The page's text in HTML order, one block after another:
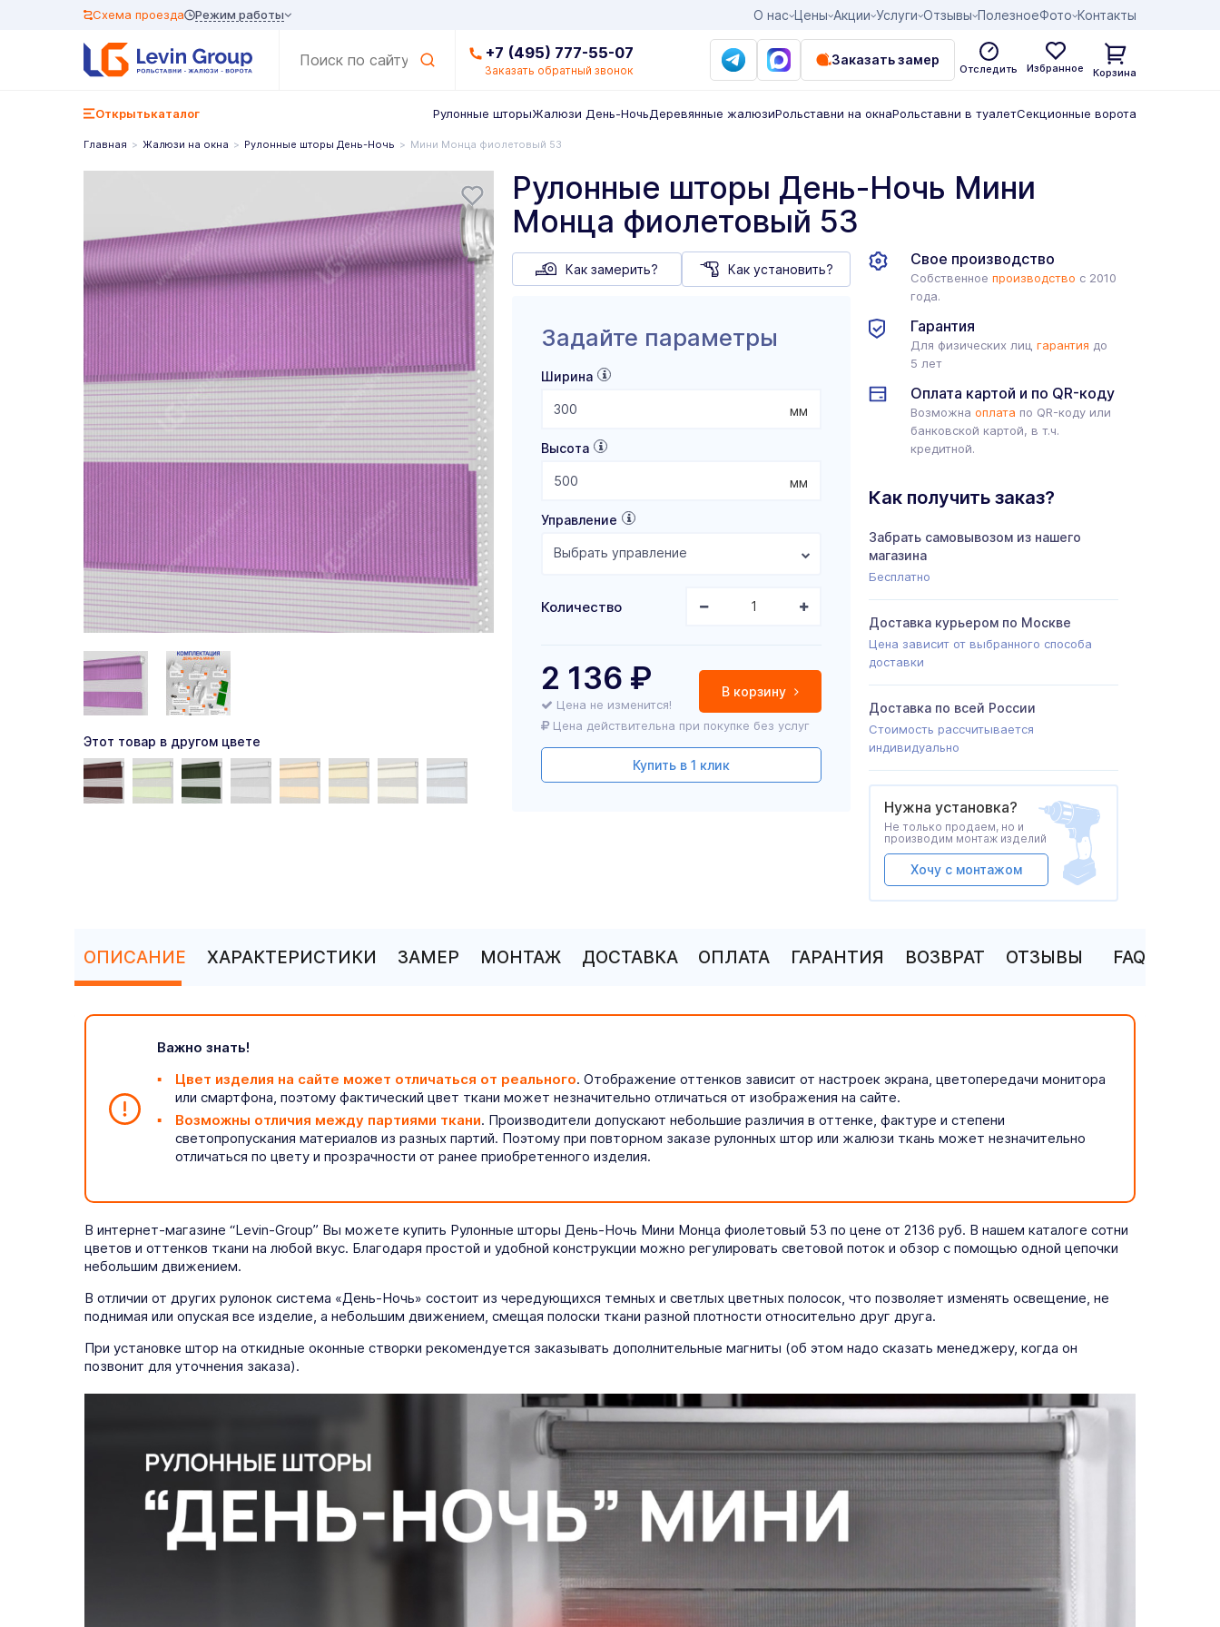
О нас Цены Акции Услуги Отзывы ПолезноеФото Контакты
Схема проезда Режим работы
+7 (495) 777-55-07
Заказать обратный звонок
Заказать замер
Отследить Избранное Корзина
Открытькаталог Рулонные шторыЖалюзи День-НочьДеревянные жалюзиРольставни на окнаРольставни в туалетСекционные ворота
Главная Жалюзи на окна Рулонные шторы День-Ночь Мини Монца фиолетовый 53
Рулонные шторы День-Ночь Мини
Монца фиолетовый 53
Этот товар в другом цвете
Как замерить? Как установить?
Задайте параметры
Ширина
мм
Высота
мм
Управление
Выбрать управление
Количество
В корзину
2 136 ₽
Цена не изменится!
Цена действительна при покупке без услуг
Купить в 1 клик
Свое производство
Собственноепроизводство с 2010
года.
Гарантия
Для физических лицгарантия до
5 лет
Оплата картой и по QR-коду
Возможнаоплата по QR-коду или
банковской картой, в т.ч.
кредитной.
Как получить заказ?
Забрать самовывозом из нашего
магазина
Бесплатно
Доставка курьером по Москве
Цена зависит от выбранного способа
доставки
Доставка по всей России
Стоимость рассчитывается
индивидуально
Нужна установка?
Не только продаем, но и
производим монтаж изделий
Хочу с монтажом
ОПИСАНИЕ ХАРАКТЕРИСТИКИ ЗАМЕР МОНТАЖ ДОСТАВКА ОПЛАТА ГАРАНТИЯ ВОЗВРАТ ОТЗЫВЫ FAQ
Важно знать!
Цвет изделия на сайте может отличаться от реального. Отображение оттенков зависит от настроек экрана, цветопередачи монитора
или смартфона, поэтому фактический цвет ткани может незначительно отличаться от изображения на сайте.
Возможны отличия между партиями ткани. Производители допускают небольшие различия в оттенке, фактуре и степени
светопропускания материалов из разных партий. Поэтому при повторном заказе рулонных штор или жалюзи ткань может незначительно
отличаться по цвету и прозрачности от ранее приобретенного изделия.
В интернет-магазине “Levin-Group” Вы можете купить Рулонные шторы День-Ночь Мини Монца фиолетовый 53 по цене от 2136 руб. В нашем каталоге сотни
цветов и оттенков ткани на любой вкус. Благодаря простой и удобной конструкции можно регулировать световой поток и обзор с помощью одной цепочки
небольшим движением.
В отличии от других рулонок система «День-Ночь» состоит из чередующихся темных и светлых цветных полосок, что позволяет изменять освещение, не
поднимая или опуская все изделие, а небольшим движением, смещая полоски ткани разной плотности относительно друг друга.
При установке штор на откидные оконные створки рекомендуется заказывать дополнительные магниты (об этом надо сказать менеджеру, когда он
позвонит для уточнения заказа).